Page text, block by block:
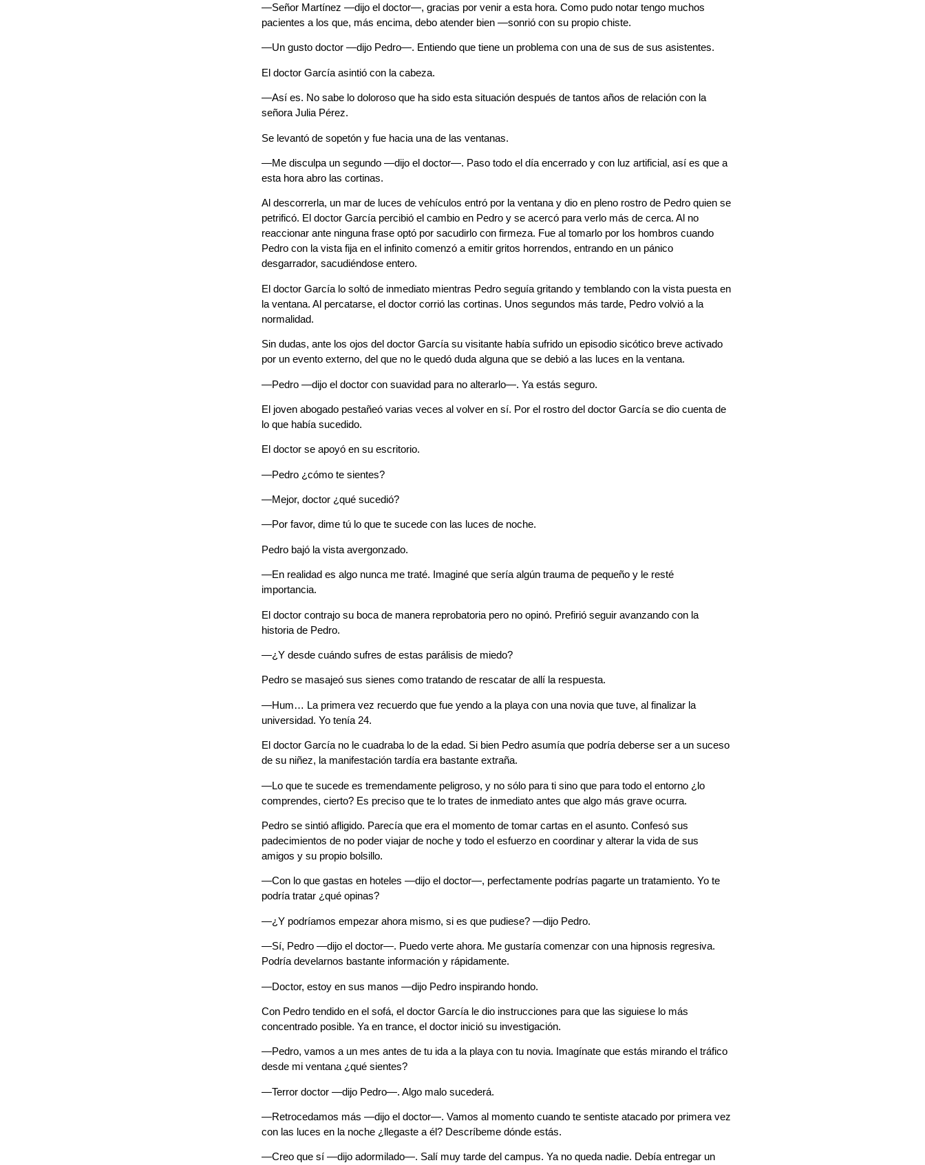
—Señor Martínez —dijo el doctor—, gracias por venir a esta hora. Como pudo notar tengo muchos
pacientes a los que, más encima, debo atender bien —sonrió con su propio chiste.
—Un gusto doctor —dijo Pedro—. Entiendo que tiene un problema con una de sus de sus asistentes.
El doctor García asintió con la cabeza.
—Así es. No sabe lo doloroso que ha sido esta situación después de tantos años de relación con la
señora Julia Pérez.
Se levantó de sopetón y fue hacia una de las ventanas.
—Me disculpa un segundo —dijo el doctor—. Paso todo el día encerrado y con luz artificial, así es que a
esta hora abro las cortinas.
Al descorrerla, un mar de luces de vehículos entró por la ventana y dio en pleno rostro de Pedro quien se
petrificó. El doctor García percibió el cambio en Pedro y se acercó para verlo más de cerca. Al no
reaccionar ante ninguna frase optó por sacudirlo con firmeza. Fue al tomarlo por los hombros cuando
Pedro con la vista fija en el infinito comenzó a emitir gritos horrendos, entrando en un pánico
desgarrador, sacudiéndose entero.
El doctor García lo soltó de inmediato mientras Pedro seguía gritando y temblando con la vista puesta en
la ventana. Al percatarse, el doctor corrió las cortinas. Unos segundos más tarde, Pedro volvió a la
normalidad.
Sin dudas, ante los ojos del doctor García su visitante había sufrido un episodio sicótico breve activado
por un evento externo, del que no le quedó duda alguna que se debió a las luces en la ventana.
—Pedro —dijo el doctor con suavidad para no alterarlo—. Ya estás seguro.
El joven abogado pestañeó varias veces al volver en sí. Por el rostro del doctor García se dio cuenta de
lo que había sucedido.
El doctor se apoyó en su escritorio.
—Pedro ¿cómo te sientes?
—Mejor, doctor ¿qué sucedió?
—Por favor, dime tú lo que te sucede con las luces de noche.
Pedro bajó la vista avergonzado.
—En realidad es algo nunca me traté. Imaginé que sería algún trauma de pequeño y le resté
importancia.
El doctor contrajo su boca de manera reprobatoria pero no opinó. Prefirió seguir avanzando con la
historia de Pedro.
—¿Y desde cuándo sufres de estas parálisis de miedo?
Pedro se masajeó sus sienes como tratando de rescatar de allí la respuesta.
—Hum… La primera vez recuerdo que fue yendo a la playa con una novia que tuve, al finalizar la
universidad. Yo tenía 24.
El doctor García no le cuadraba lo de la edad. Si bien Pedro asumía que podría deberse ser a un suceso
de su niñez, la manifestación tardía era bastante extraña.
—Lo que te sucede es tremendamente peligroso, y no sólo para ti sino que para todo el entorno ¿lo
comprendes, cierto? Es preciso que te lo trates de inmediato antes que algo más grave ocurra.
Pedro se sintió afligido. Parecía que era el momento de tomar cartas en el asunto. Confesó sus
padecimientos de no poder viajar de noche y todo el esfuerzo en coordinar y alterar la vida de sus
amigos y su propio bolsillo.
—Con lo que gastas en hoteles —dijo el doctor—, perfectamente podrías pagarte un tratamiento. Yo te
podría tratar ¿qué opinas?
—¿Y podríamos empezar ahora mismo, si es que pudiese? —dijo Pedro.
—Sí, Pedro —dijo el doctor—. Puedo verte ahora. Me gustaría comenzar con una hipnosis regresiva.
Podría develarnos bastante información y rápidamente.
—Doctor, estoy en sus manos —dijo Pedro inspirando hondo.
Con Pedro tendido en el sofá, el doctor García le dio instrucciones para que las siguiese lo más
concentrado posible. Ya en trance, el doctor inició su investigación.
—Pedro, vamos a un mes antes de tu ida a la playa con tu novia. Imagínate que estás mirando el tráfico
desde mi ventana ¿qué sientes?
—Terror doctor —dijo Pedro—. Algo malo sucederá.
—Retrocedamos más —dijo el doctor—. Vamos al momento cuando te sentiste atacado por primera vez
con las luces en la noche ¿llegaste a él? Descríbeme dónde estás.
—Creo que sí —dijo adormilado—. Salí muy tarde del campus. Ya no queda nadie. Debía entregar un